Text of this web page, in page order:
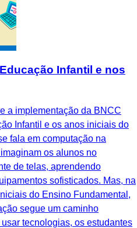
Infantil e nos
a implementação da BNCC
Infantil e os anos iniciais do
fala em computação na
os alunos no
de telas, aprendendo
sofisticados. Mas, na
do Ensino Fundamental,
segue um caminho
tecnologias, os estudantes